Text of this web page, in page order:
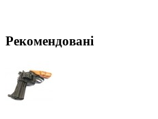
Рекомендовані